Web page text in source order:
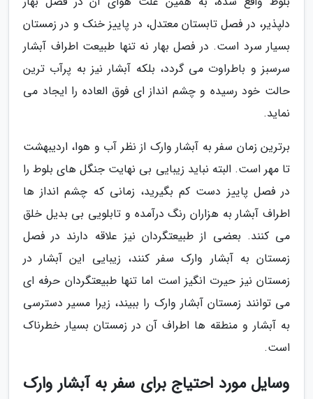
دلپذیر، در فصل تابستان معتدل، در پاییز خنک و در زمستان
بسیار سرد است. در فصل بهار نه تنها طبیعت اطراف آبشار
سرسبز و باطراوت می گردد، بلکه آبشار نیز به پرآب ترین
حالت خود رسیده و چشم انداز ای فوق العاده را ایجاد می
نماید.
برترین زمان سفر به آبشار وارک از نظر آب و هوا، اردیبهشت
تا مهر است. البته نباید زیبایی بی نهایت جنگل های بلوط را
در فصل پاییز دست کم بگیرید، زمانی که چشم انداز ها
اطراف آبشار به هزاران رنگ درآمده و تابلویی بی بدیل خلق
می کنند. بعضی از طبیعتگردان نیز علاقه دارند در فصل
زمستان به آبشار وارک سفر کنند، زیبایی این آبشار در
زمستان نیز حیرت انگیز است اما تنها طبیعتگردان حرفه ای
می توانند زمستان آبشار وارک را ببیند، زیرا مسیر دسترسی
به آبشار و منطقه ها اطراف آن در زمستان بسیار خطرناک
است.
وسایل مورد احتیاج برای سفر به آبشار وارک